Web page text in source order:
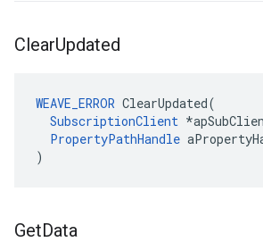
ClearUpdated
WEAVE_ERROR ClearUpdated(
SubscriptionClient
PropertyPathHandle
)
GetData